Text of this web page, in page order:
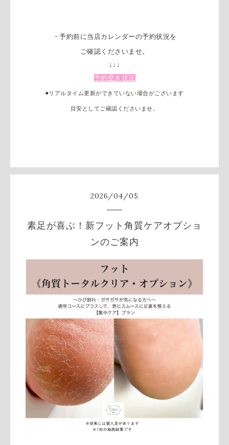
・予約前に当店カレンダーの予約状況を
ご確認くださいませ。
↓↓↓
予約空き状況
◾️リアルタイム更新ができていない場合がございます
目安としてご確認くださいませ。
2026/04/05
素足が喜ぶ！新フット角質ケアオプショ
ンのご案内